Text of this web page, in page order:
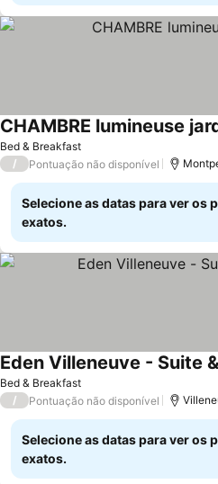
Bed & Breakfast
CHAMBRE lumineuse
/ Pontuação não disponível
Selecione as datas para ver os
exatos.
Bed & Breakfast
Eden Villeneuve - Suite
/ Pontuação não disponível
Selecione as datas para ver os
exatos.